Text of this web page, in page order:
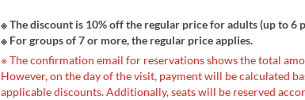
※ The discount is 10% off the regular price for adults (up to 6
※ For groups of 7 or more, the regular price applies.
※ The confirmation email for reservations shows the total
However, on the day of the visit, payment will be calculated
applicable discounts. Additionally, seats will be reserved